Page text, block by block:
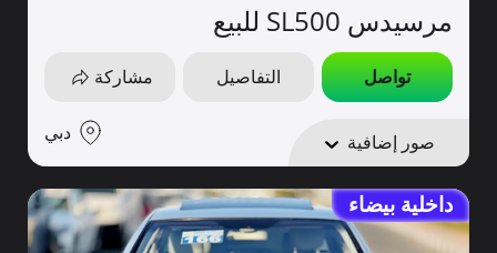
مرسيدس SL500 للبيع
تواصل التفاصيل مشاركة
صور إضافية دبي
داخلية بيضاء